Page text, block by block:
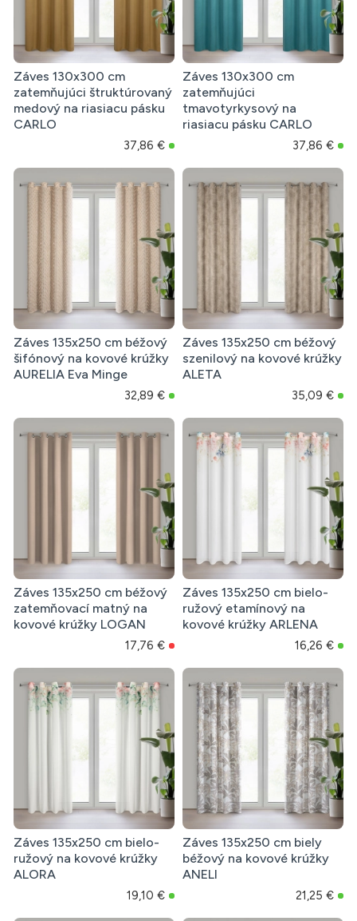
Záves 130x300 cm
zatemňujúci štruktúrovaný
medový na riasiacu pásku
CARLO
37,86 €
Záves 130x300 cm
zatemňujúci
tmavotyrkysový na
riasiacu pásku CARLO
37,86 €
Záves 135x250 cm béžový
šifónový na kovové krúžky
AURELIA Eva Minge
32,89 €
Záves 135x250 cm béžový
szenilový na kovové krúžky
ALETA
35,09 €
Záves 135x250 cm béžový
zatemňovací matný na
kovové krúžky LOGAN
17,76 €
Záves 135x250 cm bielo-
ružový etamínový na
kovové krúžky ARLENA
16,26 €
Záves 135x250 cm bielo-
ružový na kovové krúžky
ALORA
19,10 €
Záves 135x250 cm biely
béžový na kovové krúžky
ANELI
21,25 €